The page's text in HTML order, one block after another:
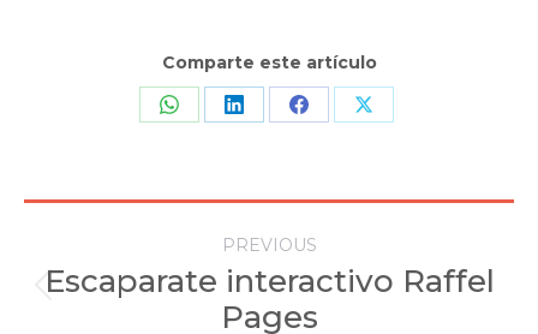
Comparte este artículo
Share Share Share Share
navigationPREVIOUS
Previous
post:
Escaparate interactivo Raffel
Pages